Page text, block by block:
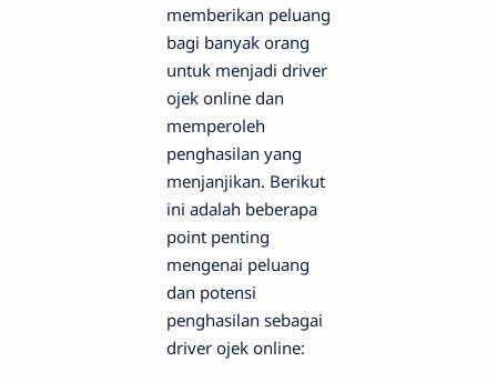
memberikan peluang
bagi banyak orang
untuk menjadi driver
ojek online dan
memperoleh
penghasilan yang
menjanjikan. Berikut
ini adalah beberapa
point penting
mengenai peluang
dan potensi
penghasilan sebagai
driver ojek online: